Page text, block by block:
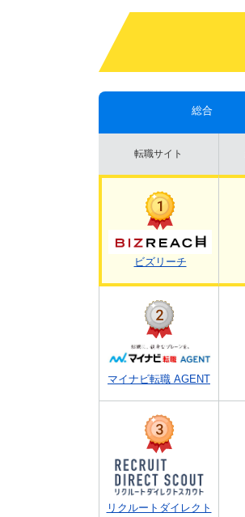
総合
転職サイト
ビズリーチ
マイナビ転職 AGENT
リクルートダイレクト